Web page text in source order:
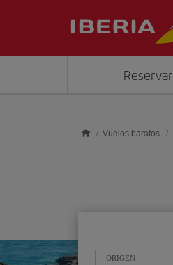
Reservar
Vuelos baratos
ORIGEN